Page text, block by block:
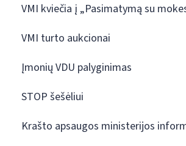
VMI kviečia į „Pasimatymą su
VMI turto aukcionai
Įmonių VDU palyginimas
STOP šešėliui
Krašto apsaugos ministerijos